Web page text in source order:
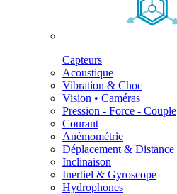
Capteurs
Acoustique
Vibration & Choc
Vision • Caméras
Pression - Force - Couple
Courant
Anémométrie
Déplacement & Distance
Inclinaison
Inertiel & Gyroscope
Hydrophones